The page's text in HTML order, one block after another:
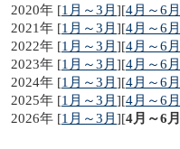
2020年 [1月～3月 ][4月～6月
2021年 [1月～3月 ][4月～6月
2022年 [1月～3月 ][4月～6月
2023年 [1月～3月 ][4月～6月
2024年 [1月～3月 ][4月～6月
2025年 [1月～3月 ][4月～6月
2026年 [1月～3月 ][4月～6月